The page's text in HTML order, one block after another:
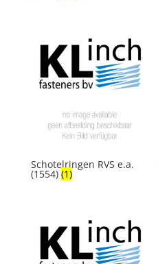
Schotelringen RVS e.a.
(1554) (1)